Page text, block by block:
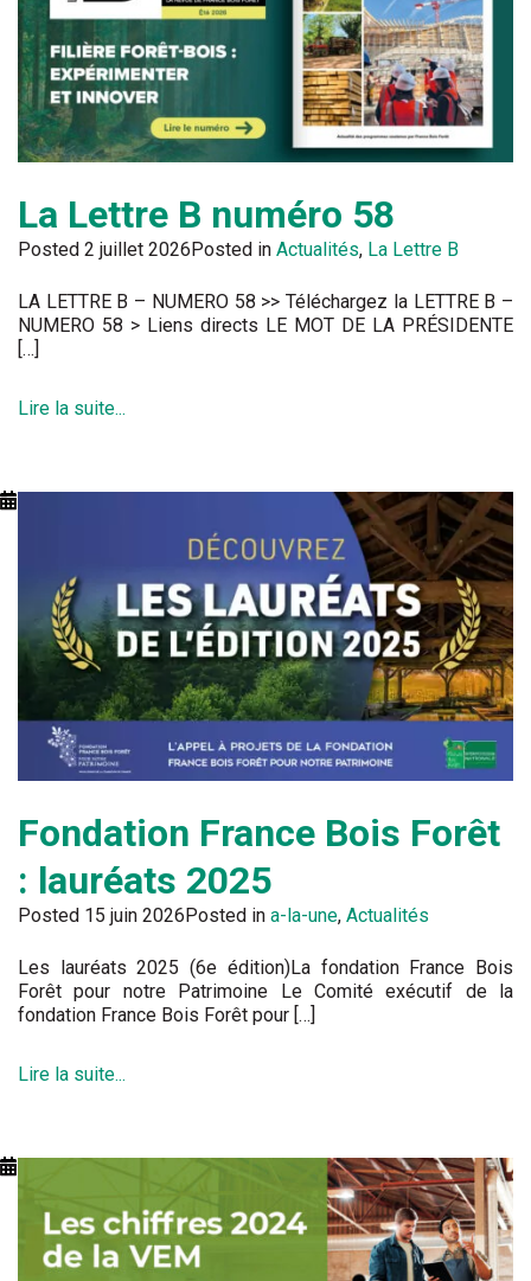
La Lettre B numéro 58
Posted 2 juillet 2026 Posted in Actualités, La Lettre B
LA LETTRE B – NUMERO 58 >> Téléchargez la LETTRE B –
NUMERO 58 > Liens directs LE MOT DE LA PRÉSIDENTE
[…]
Lire la suite...
Fondation France Bois Forêt
: lauréats 2025
Posted 15 juin 2026 Posted in a-la-une, Actualités
Les lauréats 2025 (6e édition)La fondation France Bois
Forêt pour notre Patrimoine Le Comité exécutif de la
fondation France Bois Forêt pour […]
Lire la suite...